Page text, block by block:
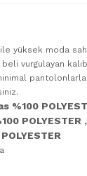
yüksek moda
vurgulayan
%100
POLYESTER